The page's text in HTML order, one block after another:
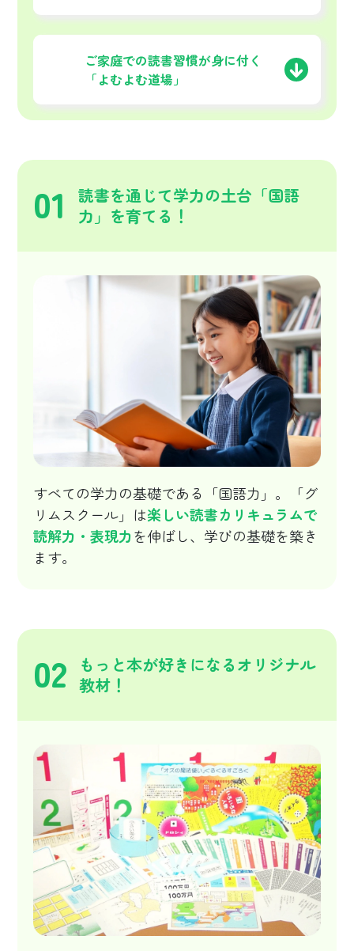
ご家庭での読書習慣が身に付く
「よむよむ道場」
01
読書を通じて学力の土台「国語
力」を育てる！
すべての学力の基礎である「国語力」。「グ
リムスクール」は楽しい読書カリキュラムで
読解力・表現力を伸ばし、学びの基礎を築き
ます。
02
もっと本が好きになるオリジナル
教材！